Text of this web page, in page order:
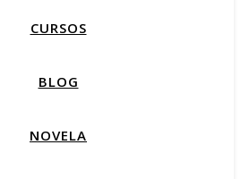
CURSOS
BLOG
NOVELA